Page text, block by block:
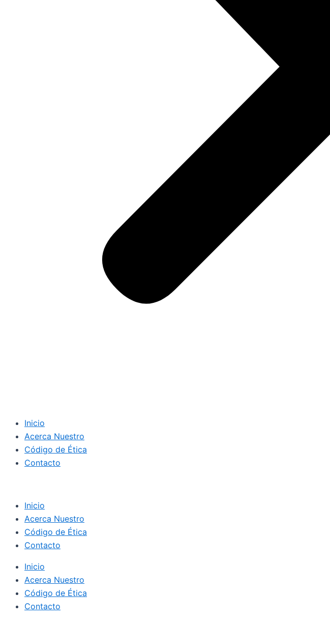
Inicio
Acerca Nuestro
Código de Ética
Contacto
Inicio
Acerca Nuestro
Código de Ética
Contacto
Inicio
Acerca Nuestro
Código de Ética
Contacto